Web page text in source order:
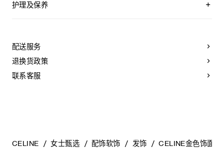
护理及保养
手镯，以避免氧化。具有弹簧功能的部件不得接触海水或腐蚀
性化学物质。所有珠宝均不含镍，并具有低敏感性。
配送服务
退换货政策
联系客服
CELINE 女士甄选 配饰软饰 发饰 CELINE金色饰面发